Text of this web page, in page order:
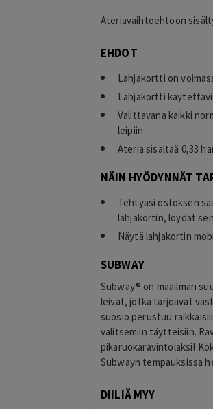
Ateriavaihtoehtoon
EHDOT
Lahjakortti on
Lahjakortti
Valittavana kaikki
leipiin
Ateria sisältää 0,33
NÄIN HYÖDYNNÄT
Tehtyäsi ostoksen
lahjakortin, löydät
Näytä lahjakortin
SUBWAY
Subway® on maailman
leivät, jotka tarjoavat
suosio perustuu
valitsemiin täytteisiin.
pikaruokaravintolaksi!
Subwayn tempauksissa
DIILIÄ MYY
EP
Eija
19
saaminen.